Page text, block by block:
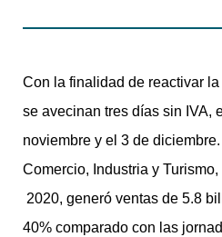
Con la finalidad de reactivar
se avecinan tres días sin IVA,
noviembre y el 3 de
Comercio, Industria y
2020, generó ventas de 5.8
40% comparado con las